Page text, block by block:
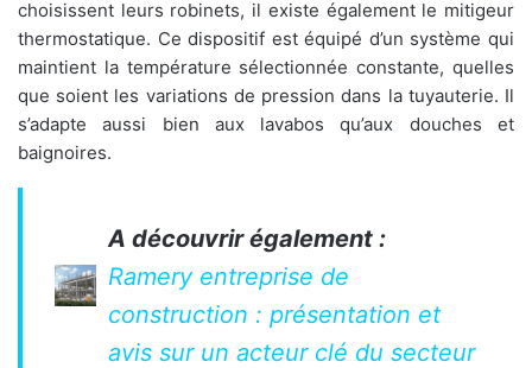
choisissent leurs robinets, il existe également le mitigeur
thermostatique. Ce dispositif est équipé d’un système qui
maintient la température sélectionnée constante, quelles
que soient les variations de pression dans la tuyauterie. Il
s’adapte aussi bien aux lavabos qu’aux douches et
baignoires.
A découvrir également :
Ramery entreprise de
construction : présentation et
avis sur un acteur clé du secteur